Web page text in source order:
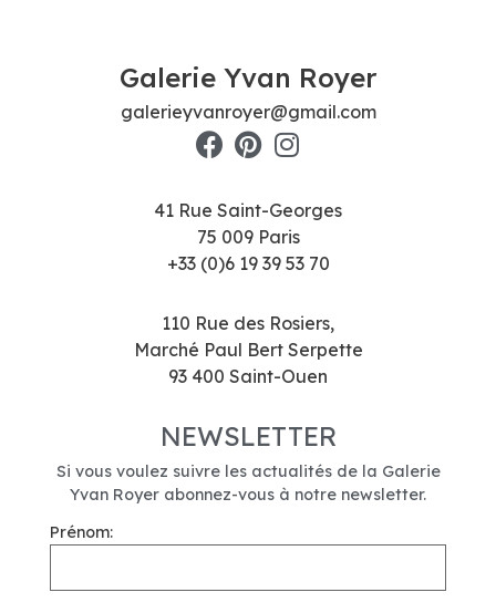
Galerie Yvan Royer
galerieyvanroyer@gmail.com
41 Rue Saint-Georges
75 009 Paris
+33 (0)6 19 39 53 70
110 Rue des Rosiers,
Marché Paul Bert Serpette
93 400 Saint-Ouen
NEWSLETTER
Si vous voulez suivre les actualités de la Galerie
Yvan Royer abonnez-vous à notre newsletter.
Prénom: